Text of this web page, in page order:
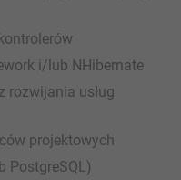
i/lub NHibernate
rozwijania usług
projektowych
PostgreSQL)